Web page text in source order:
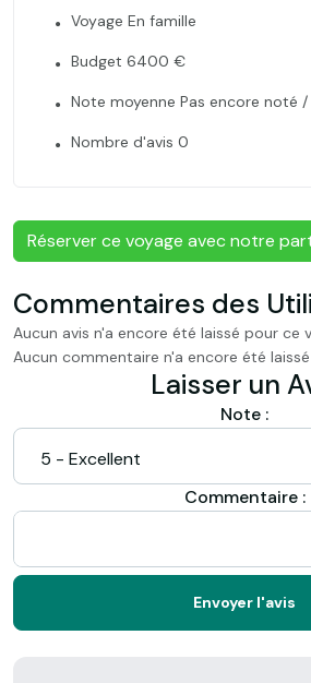
Voyage En famille
Budget 6400 €
Note moyenne Pas encore noté /
Nombre d'avis 0
Réserver ce voyage avec notre
Commentaires des
Aucun avis n'a encore été laissé pour ce
Aucun commentaire n'a encore été
Laisser un
Note :
Commentaire :
Envoyer l'avis